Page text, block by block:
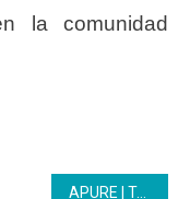
la comunidad
APURE | Trabajadores del Inces fueron agasajados con un almuerzo criollo